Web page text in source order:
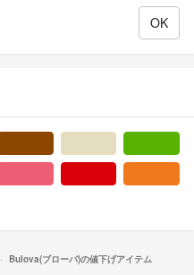
チカラー
Bulova(ブローバ)の値下げアイテム